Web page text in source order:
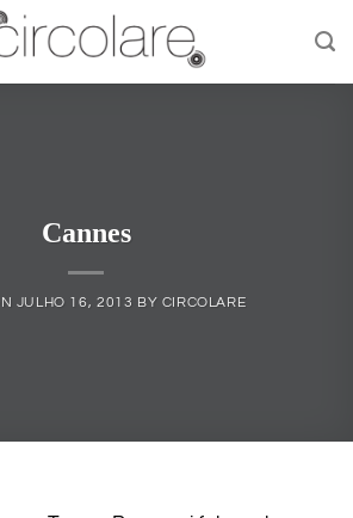
Cannes
JULHO 16, 2013 BY CIRCOLARE